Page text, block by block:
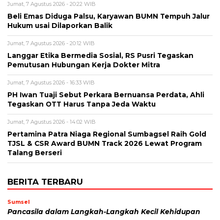
Jumat, 7 Agustus 2026 - 20:22 WIB
Beli Emas Diduga Palsu, Karyawan BUMN Tempuh Jalur
Hukum usai Dilaporkan Balik
Jumat, 7 Agustus 2026 - 20:12 WIB
Langgar Etika Bermedia Sosial, RS Pusri Tegaskan
Pemutusan Hubungan Kerja Dokter Mitra
Jumat, 7 Agustus 2026 - 16:33 WIB
PH Iwan Tuaji Sebut Perkara Bernuansa Perdata, Ahli
Tegaskan OTT Harus Tanpa Jeda Waktu
Jumat, 7 Agustus 2026 - 14:02 WIB
Pertamina Patra Niaga Regional Sumbagsel Raih Gold
TJSL & CSR Award BUMN Track 2026 Lewat Program
Talang Berseri
BERITA TERBARU
Sumsel
Pancasila dalam Langkah-Langkah Kecil Kehidupan